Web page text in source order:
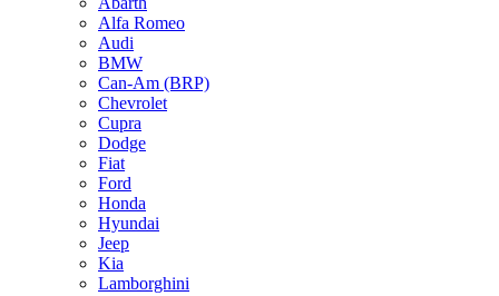
Alfa Romeo
Audi
BMW
Can-Am (BRP)
Chevrolet
Cupra
Dodge
Fiat
Ford
Honda
Hyundai
Jeep
Kia
Lamborghini